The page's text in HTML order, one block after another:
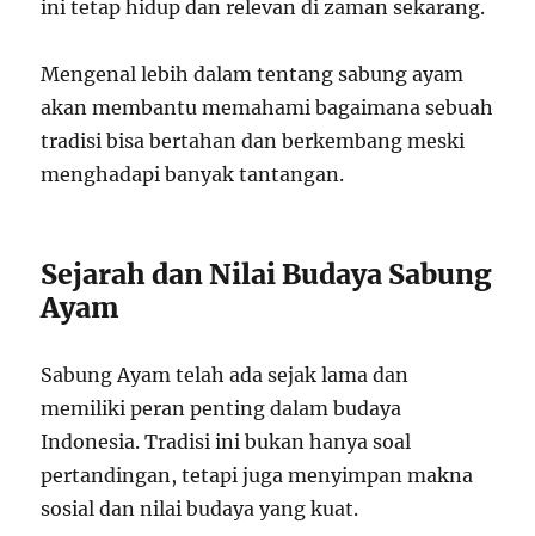
ini tetap hidup dan relevan di zaman sekarang.
Mengenal lebih dalam tentang sabung ayam
akan membantu memahami bagaimana sebuah
tradisi bisa bertahan dan berkembang meski
menghadapi banyak tantangan.
Sejarah dan Nilai Budaya Sabung
Ayam
Sabung Ayam telah ada sejak lama dan
memiliki peran penting dalam budaya
Indonesia. Tradisi ini bukan hanya soal
pertandingan, tetapi juga menyimpan makna
sosial dan nilai budaya yang kuat.